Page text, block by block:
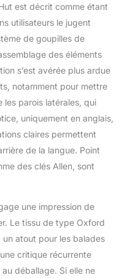
: l'attelage
convient à la
des vélos
Lorsqu'elle
peut être
confortablement
économiser de
Aide à la
pour
est idéal pour
et les soutient
une mobilité
votre
quatre pattes,
du shopping ou
est décrit comme étant
utilisateurs le jugent
de goupilles de
des éléments
s’est avérée plus ardue
notamment pour mettre
les parois latérales, qui
uniquement en anglais,
claires permettent
de la langue. Point
des clés Allen, sont
une impression de
Le tissu de type Oxford
atout pour les balades
critique récurrente
déballage. Si elle ne